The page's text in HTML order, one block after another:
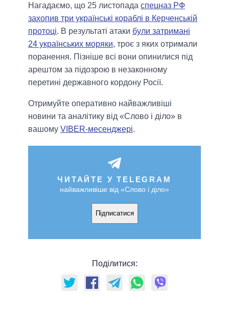
Нагадаємо, що 25 листопада спецназ РФ
захопив три українські кораблі в Керченській
протоці. В результаті атаки були затримані
24 українських моряки, троє з яких отримали
поранення. Пізніше всі вони опинилися під
арештом за підозрою в незаконному
перетині державного кордону Росії.
Отримуйте оперативно найважливіші
новини та аналітику від «Слово і діло» в
вашому VIBER-месенджері.
ЧИТАЙТЕ У TELEGRAM
найважливіше від «Слово і діло»
Підписатися
Поділитися: